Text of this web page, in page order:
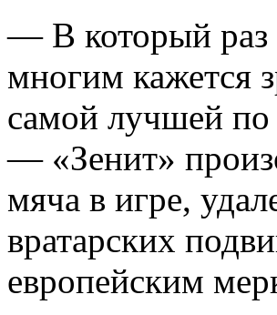
— В который раз
многим кажется
самой лучшей по
— «Зенит»
мяча в игре,
вратарских
европейским